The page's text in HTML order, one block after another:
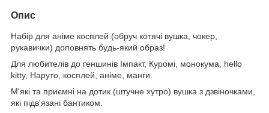
Опис
Набір для аніме косплей (обруч котячі вушка, чокер,
рукавички) доповнять будь-який образ!
Для любителів до геншинів Імпакт, Куромі, монокума, hello
kitty, Наруто, косплей, аніме, манги.
М'які та приємні на дотик (штучне хутро) вушка з дзвіночками,
які підв'язані бантиком.